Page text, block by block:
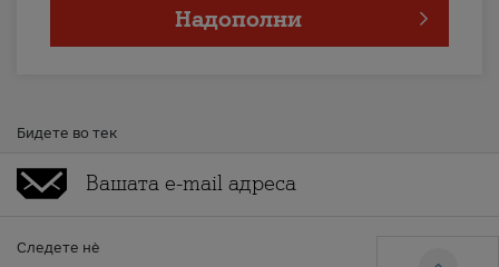
Надополни
Бидете во тек
Следете нè